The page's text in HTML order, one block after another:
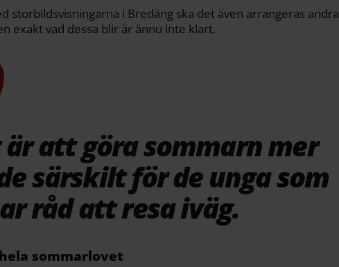
storbildsvisningarna i Bredäng ska det även arrangeras andra
exakt vad dessa blir är ännu inte klart.
att göra sommarn mer
särskilt för de unga som
råd att resa iväg.
sommarlovet